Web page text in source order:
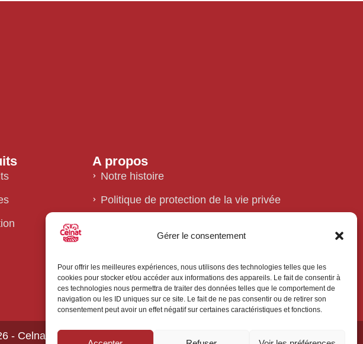
Gérer le consentement
Pour offrir les meilleures expériences, nous utilisons des technologies telles que les
cookies pour stocker et/ou accéder aux informations des appareils. Le fait de consentir à
ces technologies nous permettra de traiter des données telles que le comportement de
navigation ou les ID uniques sur ce site. Le fait de ne pas consentir ou de retirer son
consentement peut avoir un effet négatif sur certaines caractéristiques et fonctions.
A propos
Notre histoire
Politique de protection de la vie privée
Contact
- Celnat